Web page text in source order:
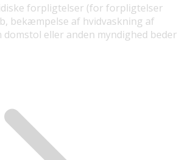
forpligtelser (for forpligtelser
bekæmpelse af hvidvaskning af
domstol eller anden myndighed beder